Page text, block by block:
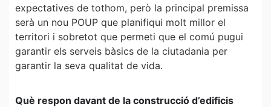
expectatives de tothom, però la principal premissa
serà un nou POUP que planifiqui molt millor el
territori i sobretot que permeti que el comú pugui
garantir els serveis bàsics de la ciutadania per
garantir la seva qualitat de vida.
Què respon davant de la construcció d’edificis